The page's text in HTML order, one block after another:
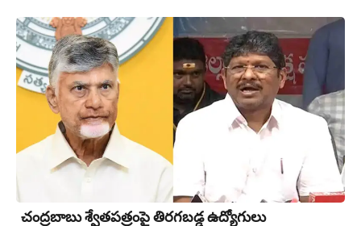
చంద్రబాబు శ్వేతపత్రంపై తిర‌గ‌బ‌డ్డ ఉద్యోగులు